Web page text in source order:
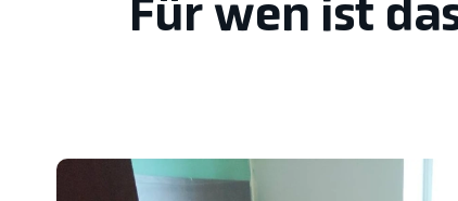
Für wen ist